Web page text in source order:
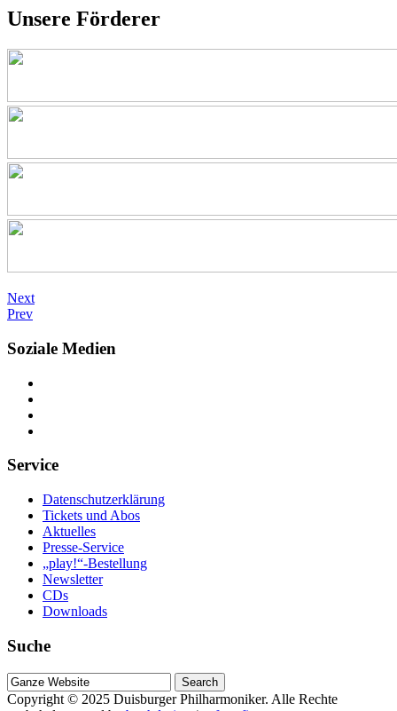
Unsere Förderer
Next
Prev
Soziale Medien
Service
Datenschutzerklärung
Tickets und Abos
Aktuelles
Presse-Service
„play!“-Bestellung
Newsletter
CDs
Downloads
Suche
Suche
nach
Copyright © 2025 Duisburger Philharmoniker. Alle Rechte